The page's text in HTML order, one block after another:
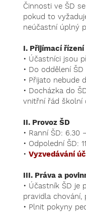
Činnosti ve ŠD
pokud to
neúčastní úplný
I. Přijímací řízení
• Účastníci jsou
• Do oddělení
• Přijato nebude
• Docházka do
vnitřní řád školní
II. Provoz ŠD
• Ranní ŠD: 6.30
• Odpolední ŠD:
• Vyzvedávání
III. Práva a
• Účastník ŠD je
pravidla
• Plnit pokyny